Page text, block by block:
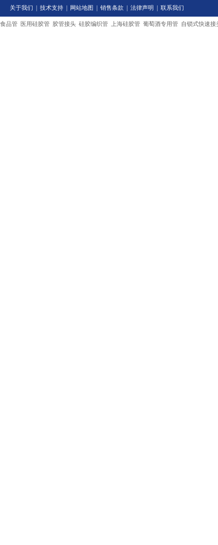
关于我们 技术支持 网站地图 销售条款 法律声明 联系我们
食品管 医用硅胶管 胶管接头 硅胶编织管 上海硅胶管 葡萄酒专用管 自锁式快速接